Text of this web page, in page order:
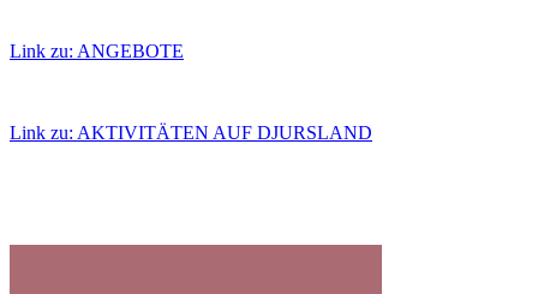
Link zu: ANGEBOTE
Link zu: AKTIVITÄTEN AUF DJURSLAND